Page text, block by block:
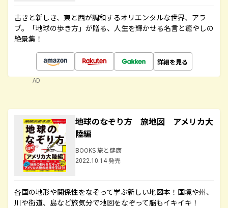
古きと新しき、東と西が調和するオリエンタルな世界、アラ
ブ。「地球の歩き方」が贈る、人生を輝かせる名言と癒やしの
絶景集！
詳細を見る
AD
地球のなぞり方 旅地図 アメリカ大
陸編
BOOKS 旅と健康
2022.10.14 発売
各国の地形や関係性をなぞって学ぶ新しい地図本！国境や州、
川や街道、島など旅気分で地図をなぞって脳もイキイキ！